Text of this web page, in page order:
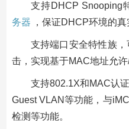
支持DHCP Snooping
务器
，保证DHCP环境的真
支持端口安全特性族
击，实现基于MAC地址允许
支持802.1X和MAC认
Guest VLAN等功能，与
检测等功能。